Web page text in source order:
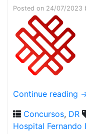
Posted on 24/07/2023
Continue reading
Concursos, DR
Hospital Fernando